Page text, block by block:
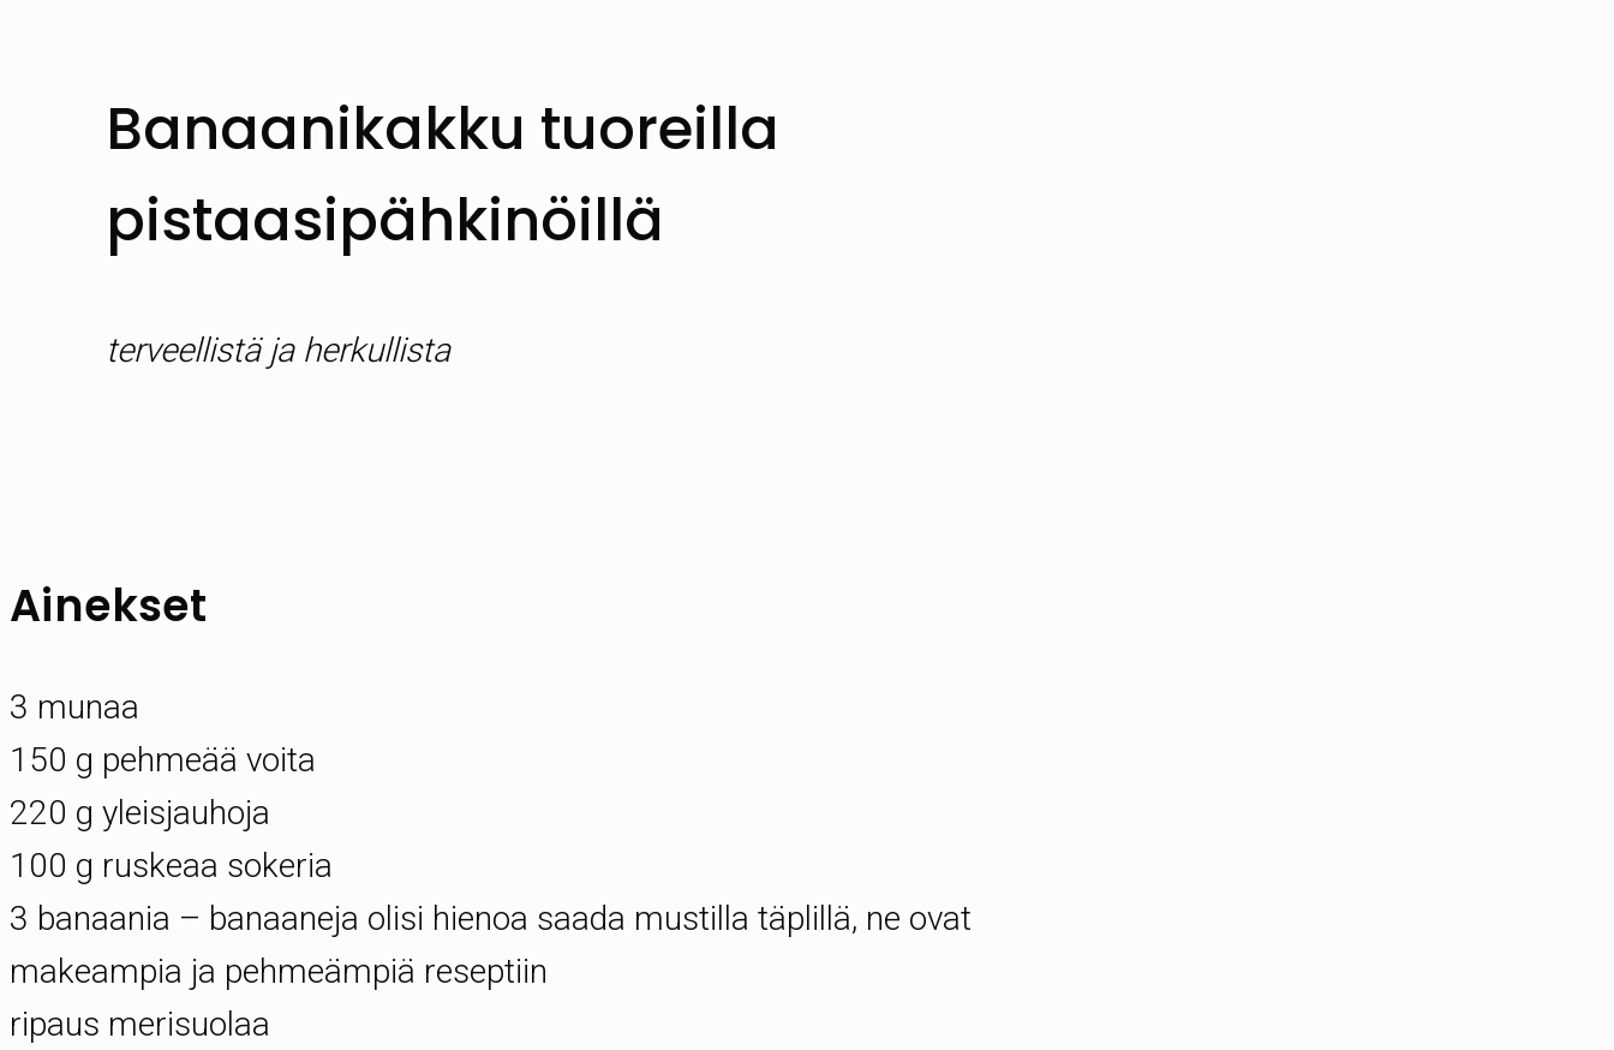
Banaanikakku tuoreilla
pistaasipähkinöillä
terveellistä ja herkullista
Ainekset
3 munaa
150 g pehmeää voita
220 g yleisjauhoja
100 g ruskeaa sokeria
3 banaania – banaaneja olisi hienoa saada mustilla täplillä, ne ovat
makeampia ja pehmeämpiä reseptiin
ripaus merisuolaa